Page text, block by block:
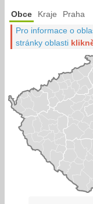
Obce Kraje Praha
Pro informace o
stránky oblasti